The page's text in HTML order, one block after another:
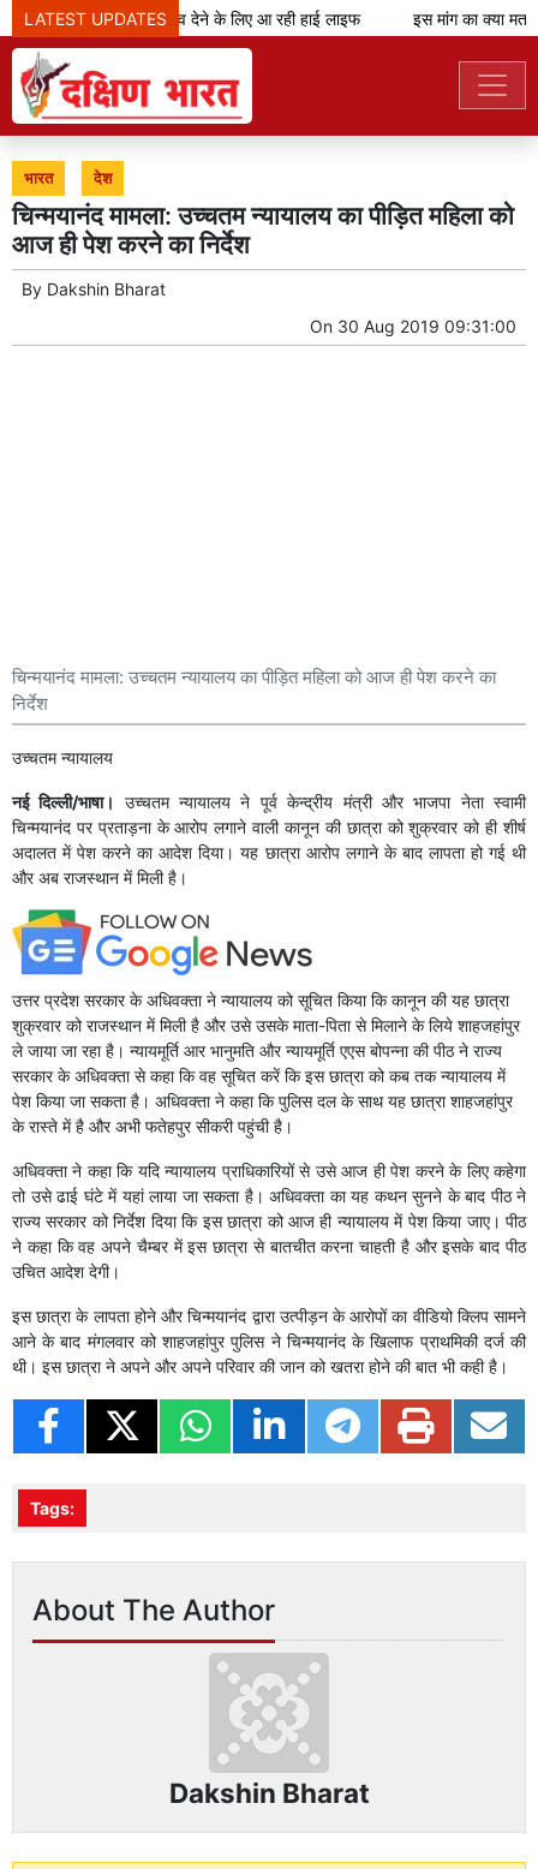
LATEST UPDATES
शानदार शॉपिंग अनुभव देने के लिए आ रही हाई लाइफ इस मांग का क्या
भारत देश
चिन्मयानंद मामला: उच्चतम न्यायालय का पीड़ित महिला को
आज ही पेश करने का निर्देश
By Dakshin Bharat
On 30 Aug 2019 09:31:00
चिन्मयानंद मामला: उच्चतम न्यायालय का पीड़ित महिला को आज ही पेश करने का
निर्देश
उच्चतम न्यायालय
नई दिल्ली/भाषा।
उच्चतम न्यायालय ने पूर्व केन्द्रीय मंत्री और भाजपा नेता स्वामी
चिन्मयानंद पर प्रताड़ना के आरोप लगाने वाली कानून की छात्रा को शुक्रवार को ही शीर्ष
अदालत में पेश करने का आदेश दिया। यह छात्रा आरोप लगाने के बाद लापता हो गई थी
और अब राजस्थान में मिली है।
उत्तर प्रदेश सरकार के अधिवक्ता ने न्यायालय को सूचित किया कि कानून की यह छात्रा
शुक्रवार को राजस्थान में मिली है और उसे उसके माता-पिता से मिलाने के लिये शाहजहांपुर
ले जाया जा रहा है। न्यायमूर्ति आर भानुमति और न्यायमूर्ति एएस बोपन्ना की पीठ ने राज्य
सरकार के अधिवक्ता से कहा कि वह सूचित करें कि इस छात्रा को कब तक न्यायालय में
पेश किया जा सकता है। अधिवक्ता ने कहा कि पुलिस दल के साथ यह छात्रा शाहजहांपुर
के रास्ते में है और अभी फतेहपुर सीकरी पहुंची है।
अधिवक्ता ने कहा कि यदि न्यायालय प्राधिकारियों से उसे आज ही पेश करने के लिए कहेगा
तो उसे ढाई घंटे में यहां लाया जा सकता है। अधिवक्ता का यह कथन सुनने के बाद पीठ ने
राज्य सरकार को निर्देश दिया कि इस छात्रा को आज ही न्यायालय में पेश किया जाए। पीठ
ने कहा कि वह अपने चैम्बर में इस छात्रा से बातचीत करना चाहती है और इसके बाद पीठ
उचित आदेश देगी।
इस छात्रा के लापता होने और चिन्मयानंद द्वारा उत्पीड़न के आरोपों का वीडियो क्लिप सामने
आने के बाद मंगलवार को शाहजहांपुर पुलिस ने चिन्मयानंद के खिलाफ प्राथमिकी दर्ज की
थी। इस छात्रा ने अपने और अपने परिवार की जान को खतरा होने की बात भी कही है।
Tags:
About The Author
Dakshin Bharat